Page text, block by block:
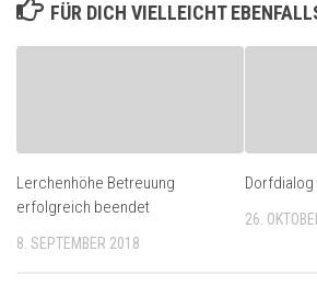
FÜR DICH VIELLEICHT
Lerchenhöhe Betreuung
erfolgreich beendet
8. SEPTEMBER 2018
26.